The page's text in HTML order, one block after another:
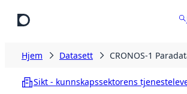
Hjem Datasett CRONOS-1
Sikt - kunnskapssektorens